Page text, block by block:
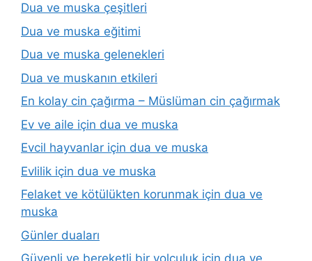
Dua ve muska çeşitleri
Dua ve muska eğitimi
Dua ve muska gelenekleri
Dua ve muskanın etkileri
En kolay cin çağırma – Müslüman cin çağırmak
Ev ve aile için dua ve muska
Evcil hayvanlar için dua ve muska
Evlilik için dua ve muska
Felaket ve kötülükten korunmak için dua ve
muska
Günler duaları